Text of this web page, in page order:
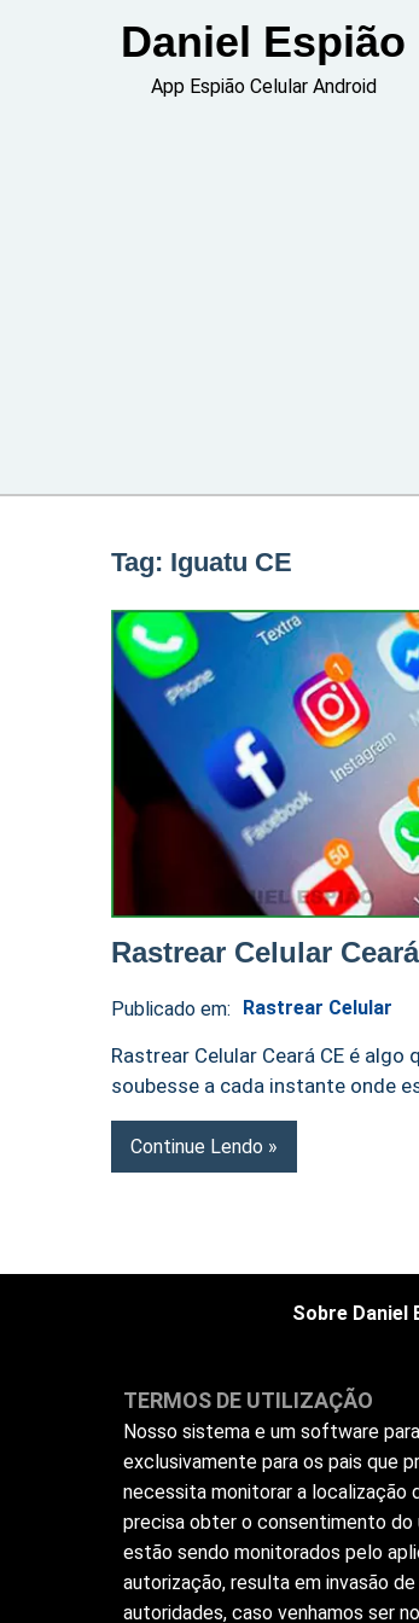
Daniel Espião
App Espião Celular Android
Tag: Iguatu CE
Rastrear Celular
Publicado em: Rastrear Celular
Daniel
Espião
No
comments
Rastrear Celular Ceará CE é
soubesse a cada instante onde
Continue Lendo
Sobre Daniel
TERMOS DE UTILIZAÇÃO
Nosso sistema e um software
exclusivamente para os pais que
necessita monitorar a localização
precisa obter o consentimento do
estão sendo monitorados pelo
autorização, resulta em invasão
autoridades, caso venhamos ser